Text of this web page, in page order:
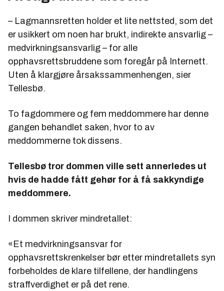
– Lagmannsretten holder et lite nettsted, som det
er usikkert om noen har brukt, indirekte ansvarlig –
medvirkningsansvarlig – for alle
opphavsrettsbruddene som foregår på Internett.
Uten å klargjøre årsakssammenhengen, sier
Tellesbø.
To fagdommere og fem meddommere har denne
gangen behandlet saken, hvor to av
meddommerne tok dissens.
Tellesbø tror dommen ville sett annerledes ut
hvis de hadde fått gehør for å få sakkyndige
meddommere.
I dommen skriver mindretallet:
«Et medvirkningsansvar for
opphavsrettskrenkelser bør etter mindretallets syn
forbeholdes de klare tilfellene, der handlingens
straffverdighet er på det rene.